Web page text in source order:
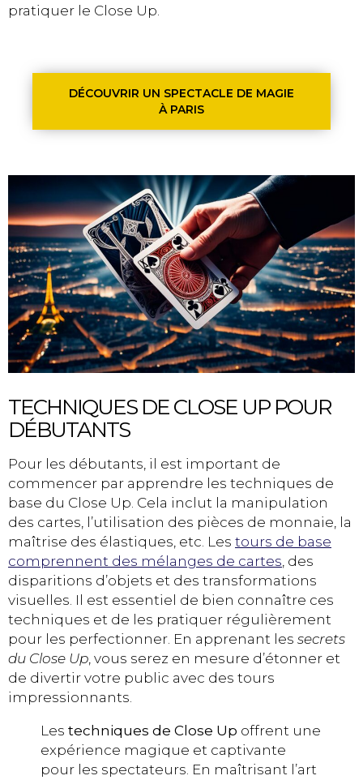
pratiquer le Close Up.
DÉCOUVRIR UN SPECTACLE DE MAGIE
À PARIS
TECHNIQUES DE CLOSE UP POUR
DÉBUTANTS
Pour les débutants, il est important de
commencer par apprendre les techniques de
base du Close Up. Cela inclut la manipulation
des cartes, l’utilisation des pièces de monnaie, la
maîtrise des élastiques, etc. Les tours de base
comprennent des mélanges de cartes, des
disparitions d’objets et des transformations
visuelles. Il est essentiel de bien connaître ces
techniques et de les pratiquer régulièrement
pour les perfectionner. En apprenant les secrets
du Close Up, vous serez en mesure d’étonner et
de divertir votre public avec des tours
impressionnants.
Les techniques de Close Up offrent une
expérience magique et captivante
pour les spectateurs. En maîtrisant l’art